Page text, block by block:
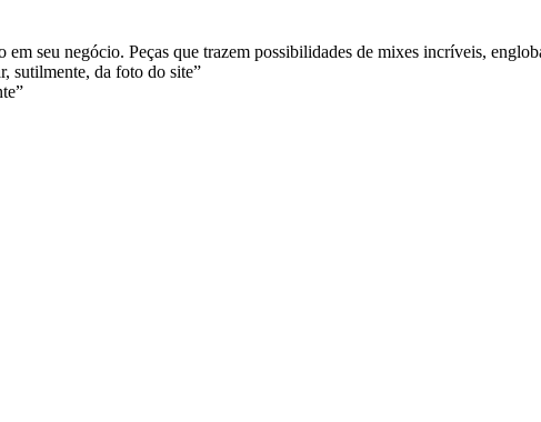
seu negócio. Peças que trazem possibilidades de mixes incríveis,
sutilmente, da foto do site”